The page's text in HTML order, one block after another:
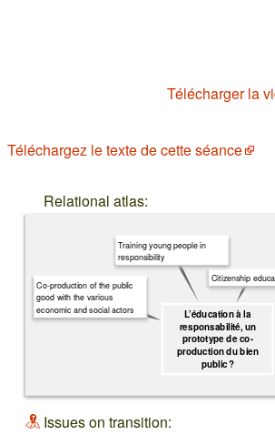
Télécharger la
Téléchargez le texte de cette séance
Relational atlas:
L’éducation à la
responsabilité, un
prototype de co-
production du bien
public ?
Citizenship
Training young people in
responsibility
Co-production of the public
good with the various
economic and social actors
Issues on transition: